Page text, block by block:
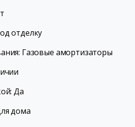
отделку
Газовые амортизаторы
Да
дома